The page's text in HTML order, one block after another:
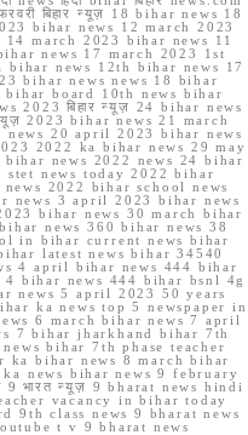
बिहार न्यूज़ 18 bihar news 18
bihar news 12 march 2023
march 2023 bihar news 11
news 17 march 2023 1st
news 12th bihar news 17
bihar news news 18 bihar
board 10th news bihar
2023 बिहार न्यूज़ 24 bihar news
न्यूज़ 2023 bihar news 21 march
20 april 2023 bihar news
2022 ka bihar news 29 may
news 2022 news 24 bihar
news today 2022 bihar
2022 bihar school news
news 3 april 2023 bihar news
bihar news 30 march bihar
news 360 bihar news 38
in bihar current news bihar
latest news bihar 34540
4 april bihar news 444 bihar
bihar news 444 bihar bsnl 4g
news 5 april 2023 50 years
ka news top 5 newspaper in
6 march bihar news 7 april
7 bihar jharkhand bihar 7th
bihar 7th phase teacher
ka bihar news 8 march bihar
news bihar news 9 february
भारत न्यूज़ 9 bharat news hindi
vacancy in bihar today
9th class news 9 bharat news
t v 9 bharat news